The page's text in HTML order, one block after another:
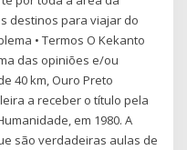
destinos para viajar do
• Termos O Kekanto
das opiniões e/ou
40 km, Ouro Preto
a receber o título pela
em 1980. A
são verdadeiras aulas de